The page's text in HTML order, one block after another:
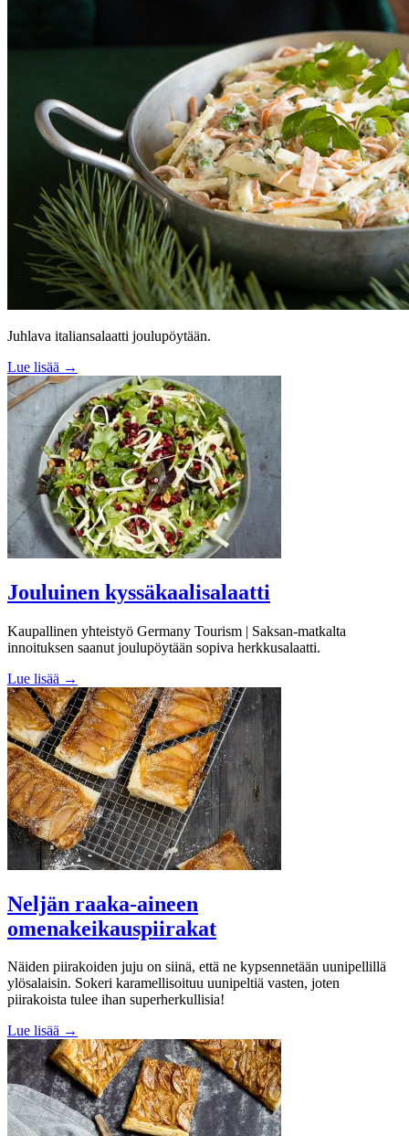
Juhlava italiansalaatti joulupöytään.
Lue lisää →
Jouluinen kyssäkaalisalaatti
Kaupallinen yhteistyö Germany Tourism | Saksan-matkalta
innoituksen saanut joulupöytään sopiva herkkusalaatti.
Lue lisää →
Neljän raaka-aineen
omenakeikauspiirakat
Näiden piirakoiden juju on siinä, että ne kypsennetään uunipellillä
ylösalaisin. Sokeri karamellisoituu uunipeltiä vasten, joten
piirakoista tulee ihan superherkullisia!
Lue lisää →